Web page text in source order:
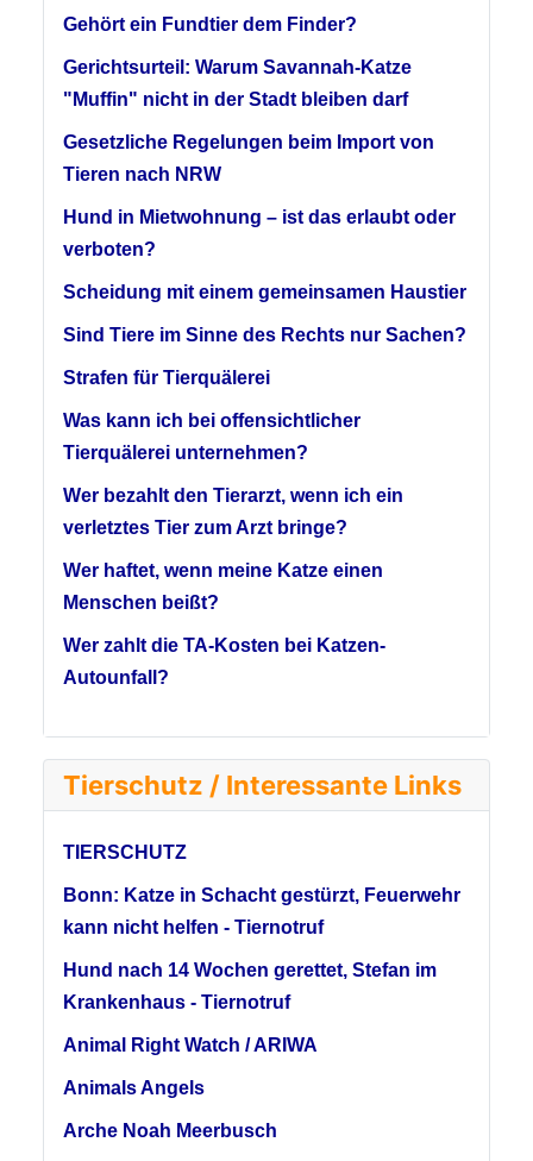
Gehört ein Fundtier dem Finder?
Gerichtsurteil: Warum Savannah-Katze
"Muffin" nicht in der Stadt bleiben darf
Gesetzliche Regelungen beim Import von
Tieren nach NRW
Hund in Mietwohnung – ist das erlaubt oder
verboten?
Scheidung mit einem gemeinsamen Haustier
Sind Tiere im Sinne des Rechts nur Sachen?
Strafen für Tierquälerei
Was kann ich bei offensichtlicher
Tierquälerei unternehmen?
Wer bezahlt den Tierarzt, wenn ich ein
verletztes Tier zum Arzt bringe?
Wer haftet, wenn meine Katze einen
Menschen beißt?
Wer zahlt die TA-Kosten bei Katzen-
Autounfall?
Tierschutz / Interessante Links
TIERSCHUTZ
Bonn: Katze in Schacht gestürzt, Feuerwehr
kann nicht helfen - Tiernotruf
Hund nach 14 Wochen gerettet, Stefan im
Krankenhaus - Tiernotruf
Animal Right Watch / ARIWA
Animals Angels
Arche Noah Meerbusch